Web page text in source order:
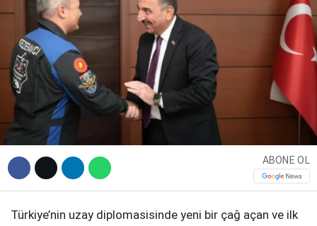
Facebook
Instagram
ABONE OL
Türkiye’nin uzay diplomasisinde yeni bir çağ açan ve ilk